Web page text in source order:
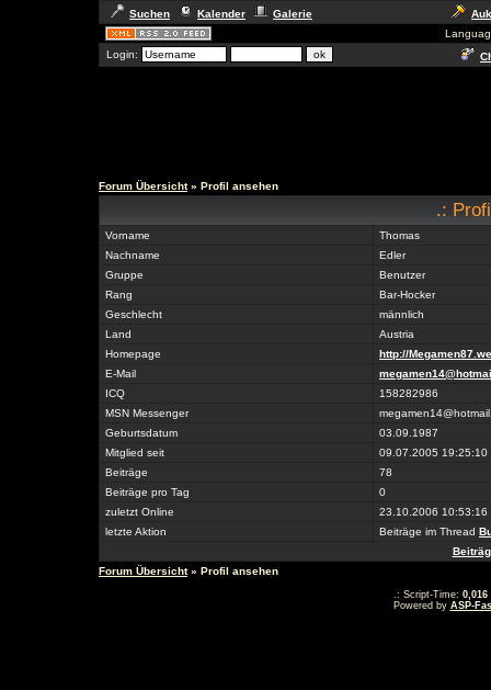
Suchen Kalender Galerie
Login:
Forum Übersicht» Profil ansehen
.:
Vorname
Thomas
Nachname
Edler
Gruppe
Benutzer
Rang
Bar-Hocker
Geschlecht
männlich
Land
Austria
Homepage
http://
E-Mail
ICQ
158282986
MSN Messenger
Geburtsdatum
03.09.1987
Mitglied seit
09.07.2005 19:25:10
Beiträge
78
Beiträge pro Tag
0
zuletzt Online
23.10.2006 10:53:16
letzte Aktion
Beiträge im Thread
Forum Übersicht» Profil ansehen
.: Script-Time: 0,016
Powered by ASP-